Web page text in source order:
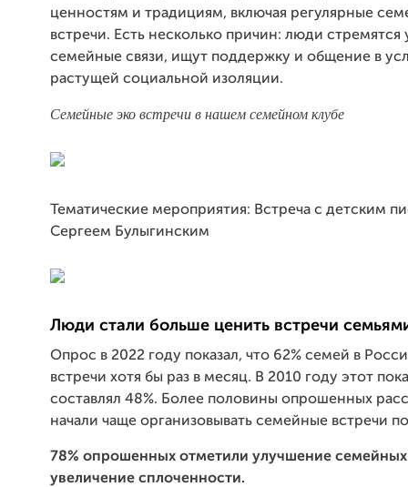
ценностям и традициям, включая регулярные
встречи. Есть несколько причин: люди стремятся
семейные связи, ищут поддержку и общение в
растущей социальной изоляции.
Семейные эко встречи в нашем семейном клубе
Тематические мероприятия: Встреча с детским
Сергеем Булыгинским
Люди стали больше ценить встречи
Опрос в 2022 году показал, что 62% семей в
встречи хотя бы раз в месяц. В 2010 году этот
составлял 48%. Более половины опрошенных
начали чаще организовывать семейные встречи
78% опрошенных отметили улучшение
увеличение сплоченности.